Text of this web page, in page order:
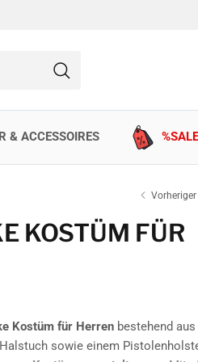
& ACCESSOIRES
KOSTÜM FÜR
Kostüm für Herren bestehend
sowie einem